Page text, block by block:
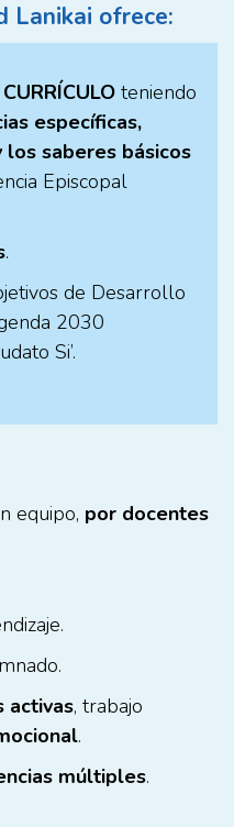
Lanikai ofrece:
teniendo
específicas,
saberes básicos
Episcopal
.
de Desarrollo
2030
Si’.
equipo, por docentes
activas, trabajo
.
múltiples.